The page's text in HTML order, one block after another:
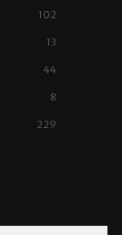
102
13
44
8
229